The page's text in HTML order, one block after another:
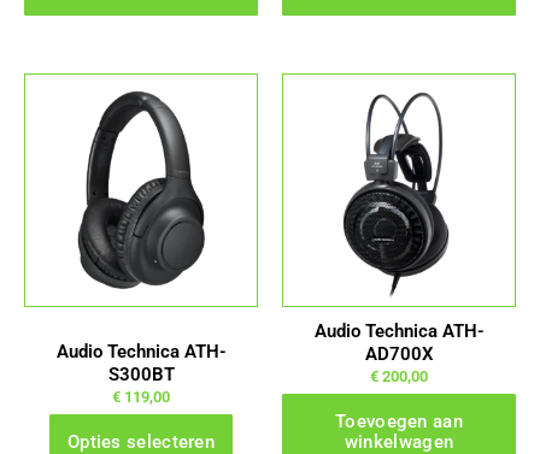
Audio Technica ATH-
S300BT
€ 119,00
Opties selecteren
Dit
product
heeft
meerdere
variaties.
Deze
optie
kan
worden
op
de
productpagina
Audio Technica ATH-
AD700X
€ 200,00
Toevoegen aan
winkelwagen